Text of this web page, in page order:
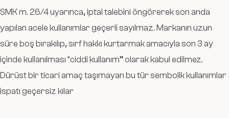
SMK m. 26/4 uyarınca, iptal talebini öngörerek son anda
yapılan acele kullanımlar geçerli sayılmaz. Markanın uzun
süre boş bırakılıp, sırf hakkı kurtarmak amacıyla son 3 ay
içinde kullanılması “ciddi kullanım” olarak kabul edilmez.
Dürüst bir ticari amaç taşımayan bu tür sembolik kullanımlar
ispatı geçersiz kılar